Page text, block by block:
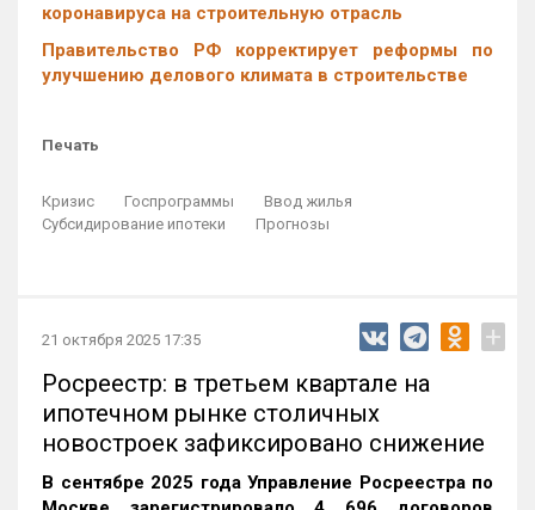
коронавируса на строительную отрасль
Правительство РФ корректирует реформы по
улучшению делового климата в строительстве
Печать
Кризис Госпрограммы
Ввод жилья
Субсидирование ипотеки
Прогнозы
21 октября 2025 17:35 +
Росреестр: в третьем квартале на
ипотечном рынке столичных
новостроек зафиксировано снижение
В сентябре 2025 года Управление Росреестра по